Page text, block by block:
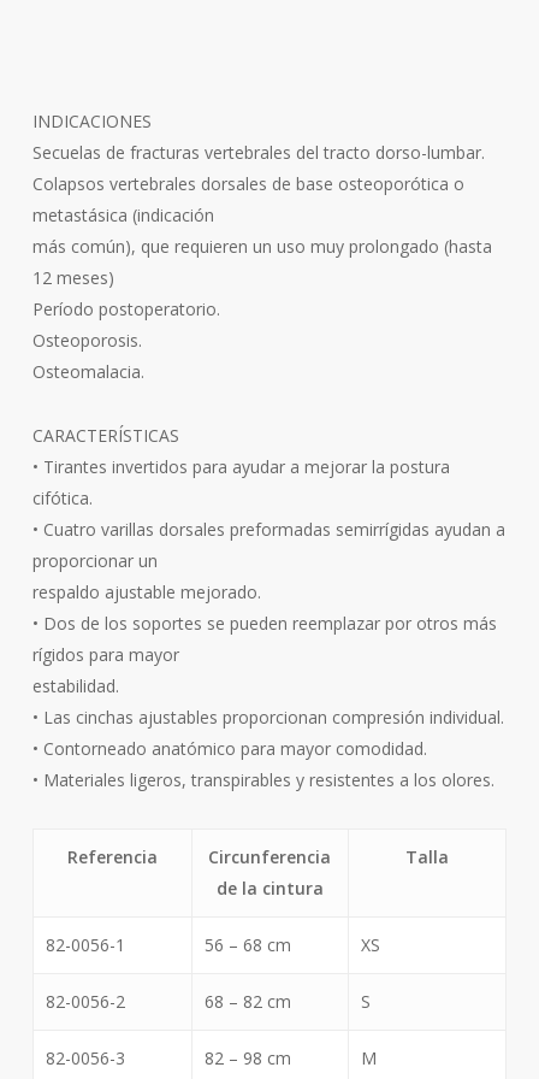
INDICACIONES
Secuelas de fracturas vertebrales del tracto dorso-lumbar.
Colapsos vertebrales dorsales de base osteoporótica o
metastásica (indicación
más común), que requieren un uso muy prolongado (hasta
12 meses)
Período postoperatorio.
Osteoporosis.
Osteomalacia.
CARACTERÍSTICAS
• Tirantes invertidos para ayudar a mejorar la postura
cifótica.
• Cuatro varillas dorsales preformadas semirrígidas ayudan a
proporcionar un
respaldo ajustable mejorado.
• Dos de los soportes se pueden reemplazar por otros más
rígidos para mayor
estabilidad.
• Las cinchas ajustables proporcionan compresión individual.
• Contorneado anatómico para mayor comodidad.
• Materiales ligeros, transpirables y resistentes a los olores.
Referencia
Circunferencia
de la cintura
Talla
82-0056-1 56 – 68 cm XS
82-0056-2 68 – 82 cm S
82-0056-3 82 – 98 cm M